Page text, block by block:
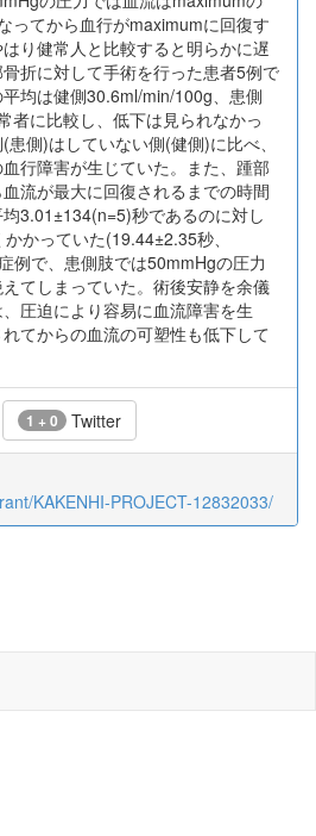
ってから血行がmaximumに回復す
り健常人と比較すると明らかに遅
折に対して手術を行った患者5例で
均は健側30.6ml/min/100g、患側
者に比較し、低下は見られなかっ
側)はしていない側(健側)に比べ、
行障害が生じていた。また、踵部
流が最大に回復されるまでの時間
3.01±134(n=5)秒であるのに対し
かっていた(19.44±2.35秒、
例で、患側肢では50mmHgの圧力
てしまっていた。術後安静を余儀
圧迫により容易に血流障害を生
てからの血流の可塑性も低下して
1 + 0 Twitter
KAKENHI-PROJECT-12832033/